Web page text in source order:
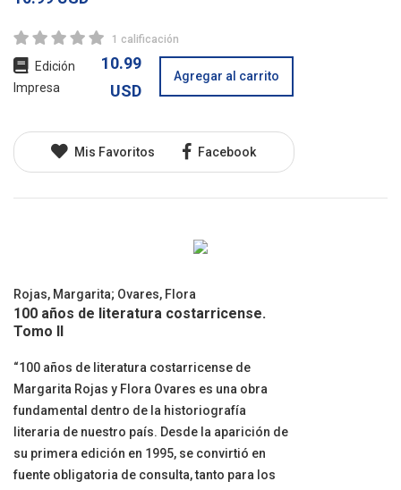
1 calificación
Edición
Impresa
10.99
USD
Agregar al carrito
Mis Favoritos Facebook
Rojas, Margarita; Ovares, Flora
100 años de literatura costarricense.
Tomo II
“100 años de literatura costarricense de
Margarita Rojas y Flora Ovares es una obra
fundamental dentro de la historiografía
literaria de nuestro país. Desde la aparición de
su primera edición en 1995, se convirtió en
fuente obligatoria de consulta, tanto para los